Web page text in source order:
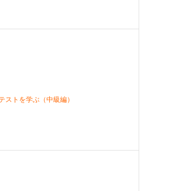
ストを学ぶ（中級編）